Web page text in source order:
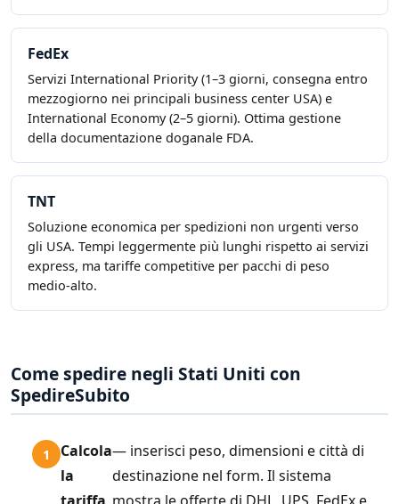
FedEx
Servizi International Priority (1–3 giorni, consegna entro
mezzogiorno nei principali business center USA) e
International Economy (2–5 giorni). Ottima gestione
della documentazione doganale FDA.
TNT
Soluzione economica per spedizioni non urgenti verso
gli USA. Tempi leggermente più lunghi rispetto ai servizi
express, ma tariffe competitive per pacchi di peso
medio-alto.
Come spedire negli Stati Uniti con
SpedireSubito
Calcola
la
— inserisci peso, dimensioni e città di
destinazione nel form. Il sistema